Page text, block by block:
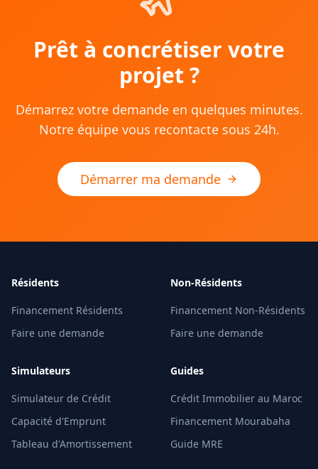
Prêt à concrétiser votre
projet ?
Démarrez votre demande en quelques minutes.
Notre équipe vous recontacte sous 24h.
Démarrer ma demande
Résidents
Financement Résidents
Faire une demande
Non-Résidents
Financement Non-Résidents
Faire une demande
Simulateurs
Simulateur de Crédit
Capacité d'Emprunt
Tableau d'Amortissement
Guides
Crédit Immobilier au Maroc
Financement Mourabaha
Guide MRE